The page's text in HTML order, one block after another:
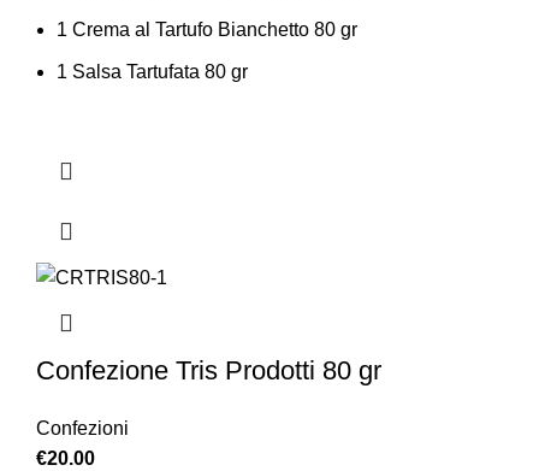
1 Crema al Tartufo Bianchetto 80 gr
1 Salsa Tartufata 80 gr
Confezione Tris Prodotti 80 gr
Confezioni
€20.00